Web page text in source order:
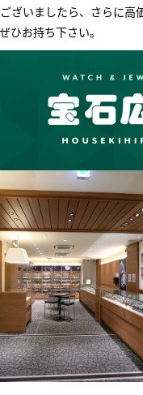
ざいましたら、さらに高
ひお持ち下さい｡